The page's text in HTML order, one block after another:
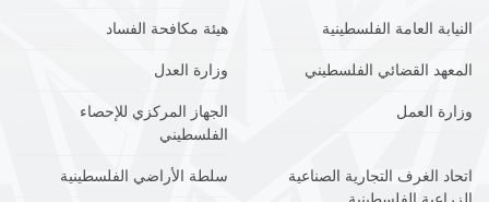
النيابة العامة الفلسطينية هيئة مكافحة الفساد
المعهد القضائي الفلسطيني وزارة العدل
وزارة العمل
الجهاز المركزي للإحصاء
الفلسطيني
اتحاد الغرف التجارية الصناعية
الزراعية الفلسطينية
سلطة الأراضي الفلسطينية